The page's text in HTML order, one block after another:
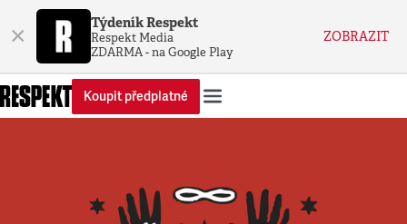
× Týdeník Respekt
Respekt Media
ZDARMA - na Google Play
ZOBRAZIT
Koupit předplatné